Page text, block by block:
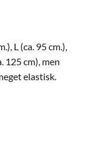
L (ca. 95 cm.),
125 cm), men
elastisk.